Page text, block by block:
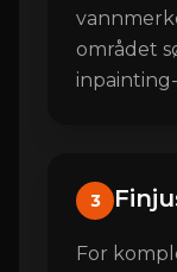
området
3
For